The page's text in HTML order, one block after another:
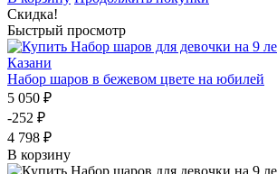
Скидка!
Быстрый просмотр
Набор шаров в бежевом цвете на юбилей
5 050 ₽
-252 ₽
4 798 ₽
В корзину